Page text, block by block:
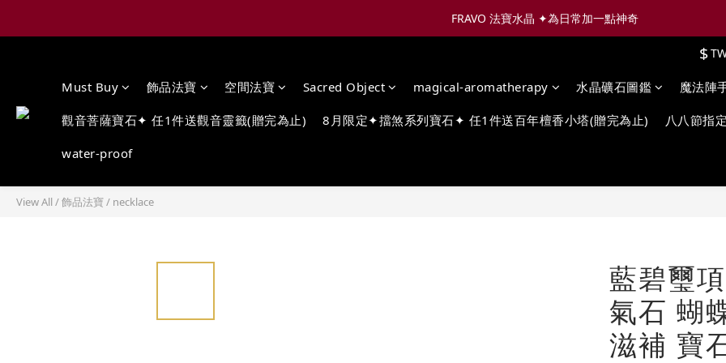
FRAVO 法寶水晶 ✦為日常加一點神奇
$
Must Buy 飾品法寶 空間法寶 Sacred Object magical-aromatherapy 水晶礦石圖鑑 魔法陣
觀音菩薩寶石✦ 任1件送觀音靈籤(贈完為止) 8月限定✦擋煞系列寶石✦ 任1件送百年檀香小塔(贈完為止) 八八節指
water-proof
View All/飾品法寶/ necklace
藍碧璽
氣石 蝴
滋補 寶